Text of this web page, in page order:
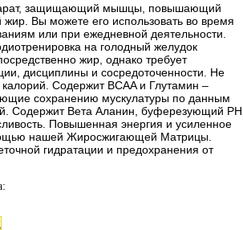
защищающий мышцы, повышающий
Вы можете его использовать во время
или при ежедневной деятельности.
на голодный желудок
жир, однако требует
дисциплины и сосредоточенности. Не
Содержит BCAA и Глутамин –
сохранению мускулатуры по данным
Содержит Bета Аланин, буферезующий PH
Повышенная энергия и усиленное
нашей Жиросжигающей Матрицы.
гидратации и предохранения от